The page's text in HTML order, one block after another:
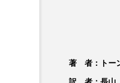
著 者：トー